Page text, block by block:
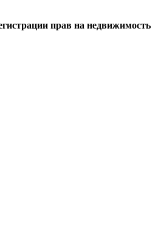
прав на недвижимость